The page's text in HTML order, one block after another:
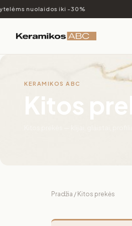
nuolaidos iki -30%
KERAMIKOS ABC
Kitos
Kitos prekės — klijai, glaistai,
Pradžia / Kitos prekės